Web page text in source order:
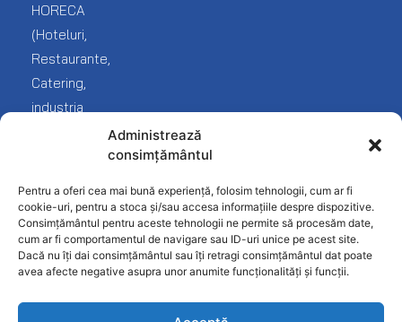
Administrează
consimțământul
Pentru a oferi cea mai bună experiență, folosim tehnologii, cum ar fi
cookie-uri, pentru a stoca și/sau accesa informațiile despre dispozitive.
Consimțământul pentru aceste tehnologii ne permite să procesăm date,
cum ar fi comportamentul de navigare sau ID-uri unice pe acest site.
Dacă nu îți dai consimțământul sau îți retragi consimțământul dat poate
avea afecte negative asupra unor anumite funcționalități și funcții.
HORECA
(Hoteluri,
Restaurante,
Catering,
industria
desfacere
produse
alimentare).
noi
Frigorifice
Inghetata-
Gelato
Linie
Ciocolaterie
Mobilier
INOX
Patiserie
Protecția
datelor
confidențialitate